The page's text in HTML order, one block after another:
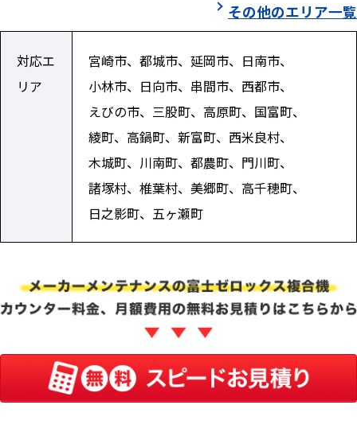
その他のエリア一覧
対応エ
リア
宮崎市、都城市、延岡市、日南市、
小林市、日向市、串間市、西都市、
えびの市、三股町、高原町、国富町、
綾町、高鍋町、新富町、西米良村、
木城町、川南町、都農町、門川町、
諸塚村、椎葉村、美郷町、高千穂町、
日之影町、五ヶ瀬町